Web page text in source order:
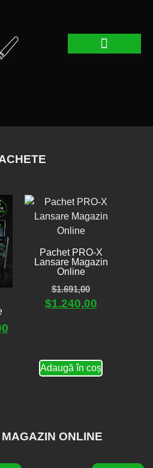
Pachet PRO-X
Lansare Magazin
Online
$1.691,00
$1.240,00
Adaugă în coș
ONLINE